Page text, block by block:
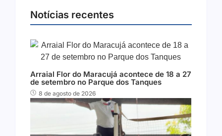
Notícias recentes
Arraial Flor do Maracujá acontece de 18 a 27
de setembro no Parque dos Tanques
8 de agosto de 2026